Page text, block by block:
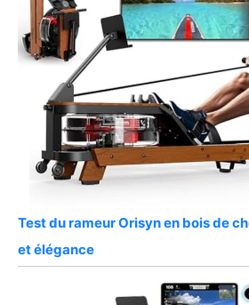
Test du rameur Orisyn en bois de
et élégance